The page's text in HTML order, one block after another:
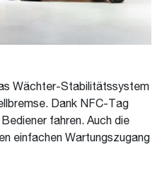
Wächter-Stabilitätssystem
Dank NFC-Tag
fahren. Auch die
einfachen Wartungszugang